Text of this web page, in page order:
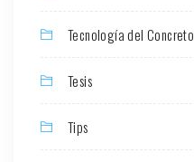
Tecnología del Concreto
Tesis
Tips